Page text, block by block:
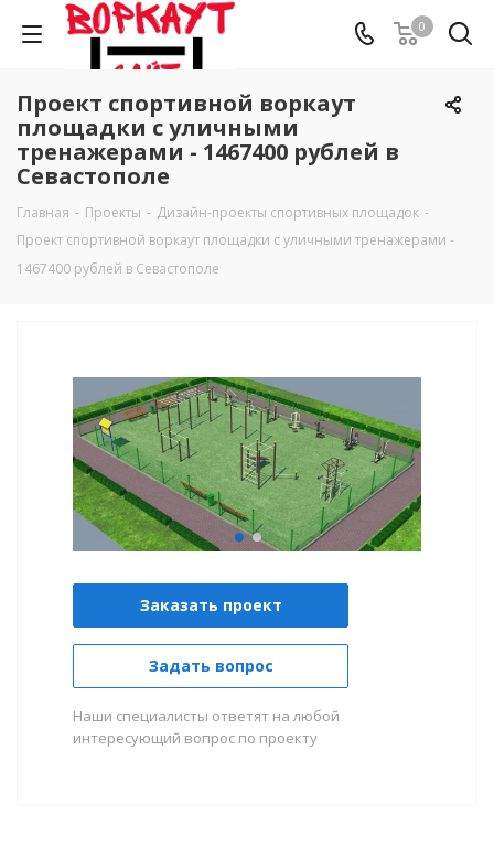
0
Проект спортивной воркаут
площадки с уличными
тренажерами - 1467400 рублей в
Севастополе
Главная - Проекты - Дизайн-проекты спортивных площадок -
Проект спортивной воркаут площадки с уличными тренажерами -
1467400 рублей в Севастополе
Заказать проект
Задать вопрос
Наши специалисты ответят на любой
интересующий вопрос по проекту